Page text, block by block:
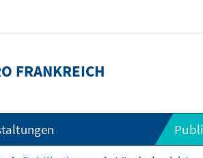
FRANKREICH